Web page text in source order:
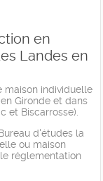
en
Landes en
maison individuelle
Gironde et dans
et Biscarrosse).
d'études la
ou maison
réglementation